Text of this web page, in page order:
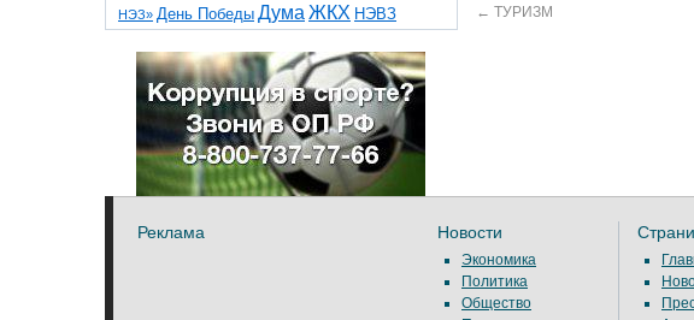
НЭЗ» День Победы Дума ЖКХ НЭВЗ
НчГРЭС ТНТ
благоустройствоветераны выборы
детидороги казаки коррупция космос
общественная палата парк пожар роща
спорт театр транспорт художники
← ТУРИЗМ
Реклама Новости
Экономика
Политика
Общество